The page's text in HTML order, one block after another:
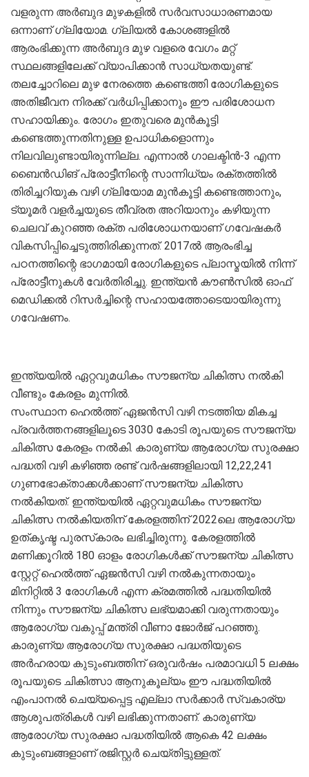
വളരുന്ന അര്‍ബുദ മുഴകളില്‍ സര്‍വസാധാരണമായ
ഒന്നാണ് ഗ്ലിയോമ. ഗ്ലിയല്‍ കോശങ്ങളില്‍
ആരംഭിക്കുന്ന അര്‍ബുദ മുഴ വളരെ വേഗം മറ്റ്
സ്ഥലങ്ങളിലേക്ക് വ്യാപിക്കാന്‍ സാധ്യതയുണ്ട്.
തലച്ചോറിലെ മുഴ നേരത്തെ കണ്ടെത്തി രോഗികളുടെ
അതിജീവന നിരക്ക് വർധിപ്പിക്കാനും ഈ പരിശോധന
സഹായിക്കും. രോഗം ഇതുവരെ മുൻകൂട്ടി
കണ്ടെത്തുന്നതിനുള്ള ഉപാധികളൊന്നും
നിലവിലുണ്ടായിരുന്നില്ല. എന്നാല്‍ ഗാലക്ടിന്‍-3 എന്ന
ബൈന്‍ഡിങ് പ്രോട്ടീനിന്റെ സാന്നിധ്യം രക്തത്തില്‍
തിരിച്ചറിയുക വഴി ഗ്ലിയോമ മുന്‍കൂട്ടി കണ്ടെത്താനും,
ട്യൂമര്‍ വളര്‍ച്ചയുടെ തീവ്രത അറിയാനും കഴിയുന്ന
ചെലവ് കുറഞ്ഞ രക്ത പരിശോധനയാണ് ഗവേഷകര്‍
വികസിപ്പിച്ചെടുത്തിരിക്കുന്നത്. 2017ല്‍ ആരംഭിച്ച
പഠനത്തിന്റെ ഭാഗമായി രോഗികളുടെ പ്ലാസ്മയില്‍ നിന്ന്
പ്രോട്ടീനുകള്‍ വേര്‍തിരിച്ചു. ഇന്ത്യന്‍ കൗണ്‍സില്‍ ഓഫ്
മെഡിക്കല്‍ റിസര്‍ച്ചിന്റെ സഹായത്തോടെയായിരുന്നു
ഗവേഷണം.
ഇന്ത്യയിൽ ഏറ്റവുമധികം സൗജന്യ ചികിത്സ നൽകി
വീണ്ടും കേരളം മുന്നിൽ.
സംസ്ഥാന ഹെൽത്ത് ഏജൻസി വഴി നടത്തിയ മികച്ച
പ്രവർത്തനങ്ങളിലൂടെ 3030 കോടി രൂപയുടെ സൗജന്യ
ചികിത്സ കേരളം നൽകി. കാരുണ്യ ആരോഗ്യ സുരക്ഷാ
പദ്ധതി വഴി കഴിഞ്ഞ രണ്ട് വർഷങ്ങളിലായി 12,22,241
ഗുണഭോക്താക്കൾക്കാണ് സൗജന്യ ചികിത്സ
നൽകിയത്. ഇന്ത്യയിൽ ഏറ്റവുമധികം സൗജന്യ
ചികിത്സ നൽകിയതിന് കേരളത്തിന് 2022ലെ ആരോഗ്യ
ഉത്കൃഷ്ട പുരസ്‌കാരം ലഭിച്ചിരുന്നു. കേരളത്തിൽ
മണിക്കൂറിൽ 180 ഓളം രോഗികൾക്ക് സൗജന്യ ചികിത്സ
സ്റ്റേറ്റ് ഹെൽത്ത് ഏജൻസി വഴി നൽകുന്നതായും
മിനിറ്റിൽ 3 രോഗികൾ എന്ന ക്രമത്തിൽ പദ്ധതിയിൽ
നിന്നും സൗജന്യ ചികിത്സ ലഭ്യമാക്കി വരുന്നതായും
ആരോഗ്യ വകുപ്പ് മന്ത്രി വീണാ ജോർജ് പറഞ്ഞു.
കാരുണ്യ ആരോഗ്യ സുരക്ഷാ പദ്ധതിയുടെ
അർഹരായ കുടുംബത്തിന് ഒരുവർഷം പരമാവധി 5 ലക്ഷം
രൂപയുടെ ചികിത്സാ ആനുകൂല്യം ഈ പദ്ധതിയിൽ
എംപാനൽ ചെയ്യപ്പെട്ട എല്ലാ സർക്കാർ സ്വകാര്യ
ആശുപത്രികൾ വഴി ലഭിക്കുന്നതാണ്. കാരുണ്യ
ആരോഗ്യ സുരക്ഷാ പദ്ധതിയിൽ ആകെ 42 ലക്ഷം
കുടുംബങ്ങളാണ് രജിസ്റ്റർ ചെയ്തിട്ടുള്ളത്.